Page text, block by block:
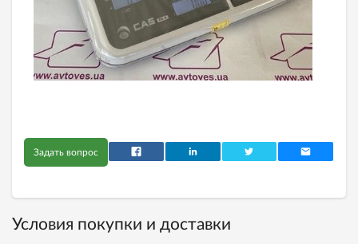
Задать вопрос
Условия покупки и доставки